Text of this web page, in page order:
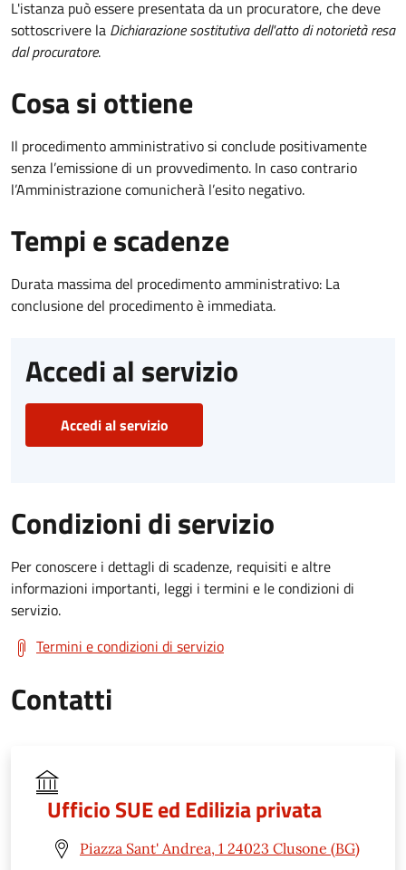
L'istanza può essere presentata da un procuratore, che deve
sottoscrivere la Dichiarazione sostitutiva dell'atto di notorietà resa
dal procuratore.
Cosa si ottiene
Il procedimento amministrativo si conclude positivamente
senza l’emissione di un provvedimento. In caso contrario
l’Amministrazione comunicherà l’esito negativo.
Tempi e scadenze
Durata massima del procedimento amministrativo: La
conclusione del procedimento è immediata.
Accedi al servizio
Accedi al servizio
Condizioni di servizio
Per conoscere i dettagli di scadenze, requisiti e altre
informazioni importanti, leggi i termini e le condizioni di
servizio.
Termini e condizioni di servizio
Contatti
Ufficio SUE ed Edilizia privata
Piazza Sant' Andrea, 1 24023 Clusone (BG)